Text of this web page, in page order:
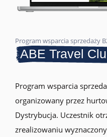
Program wsparcia sprzedaży
ABE Travel
Program wsparcia
organizowany przez
Dystrybucja. Uczestnik
zrealizowaniu